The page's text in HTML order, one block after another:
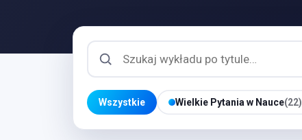
Wszystkie Wielkie Pytania w Nauce(22)